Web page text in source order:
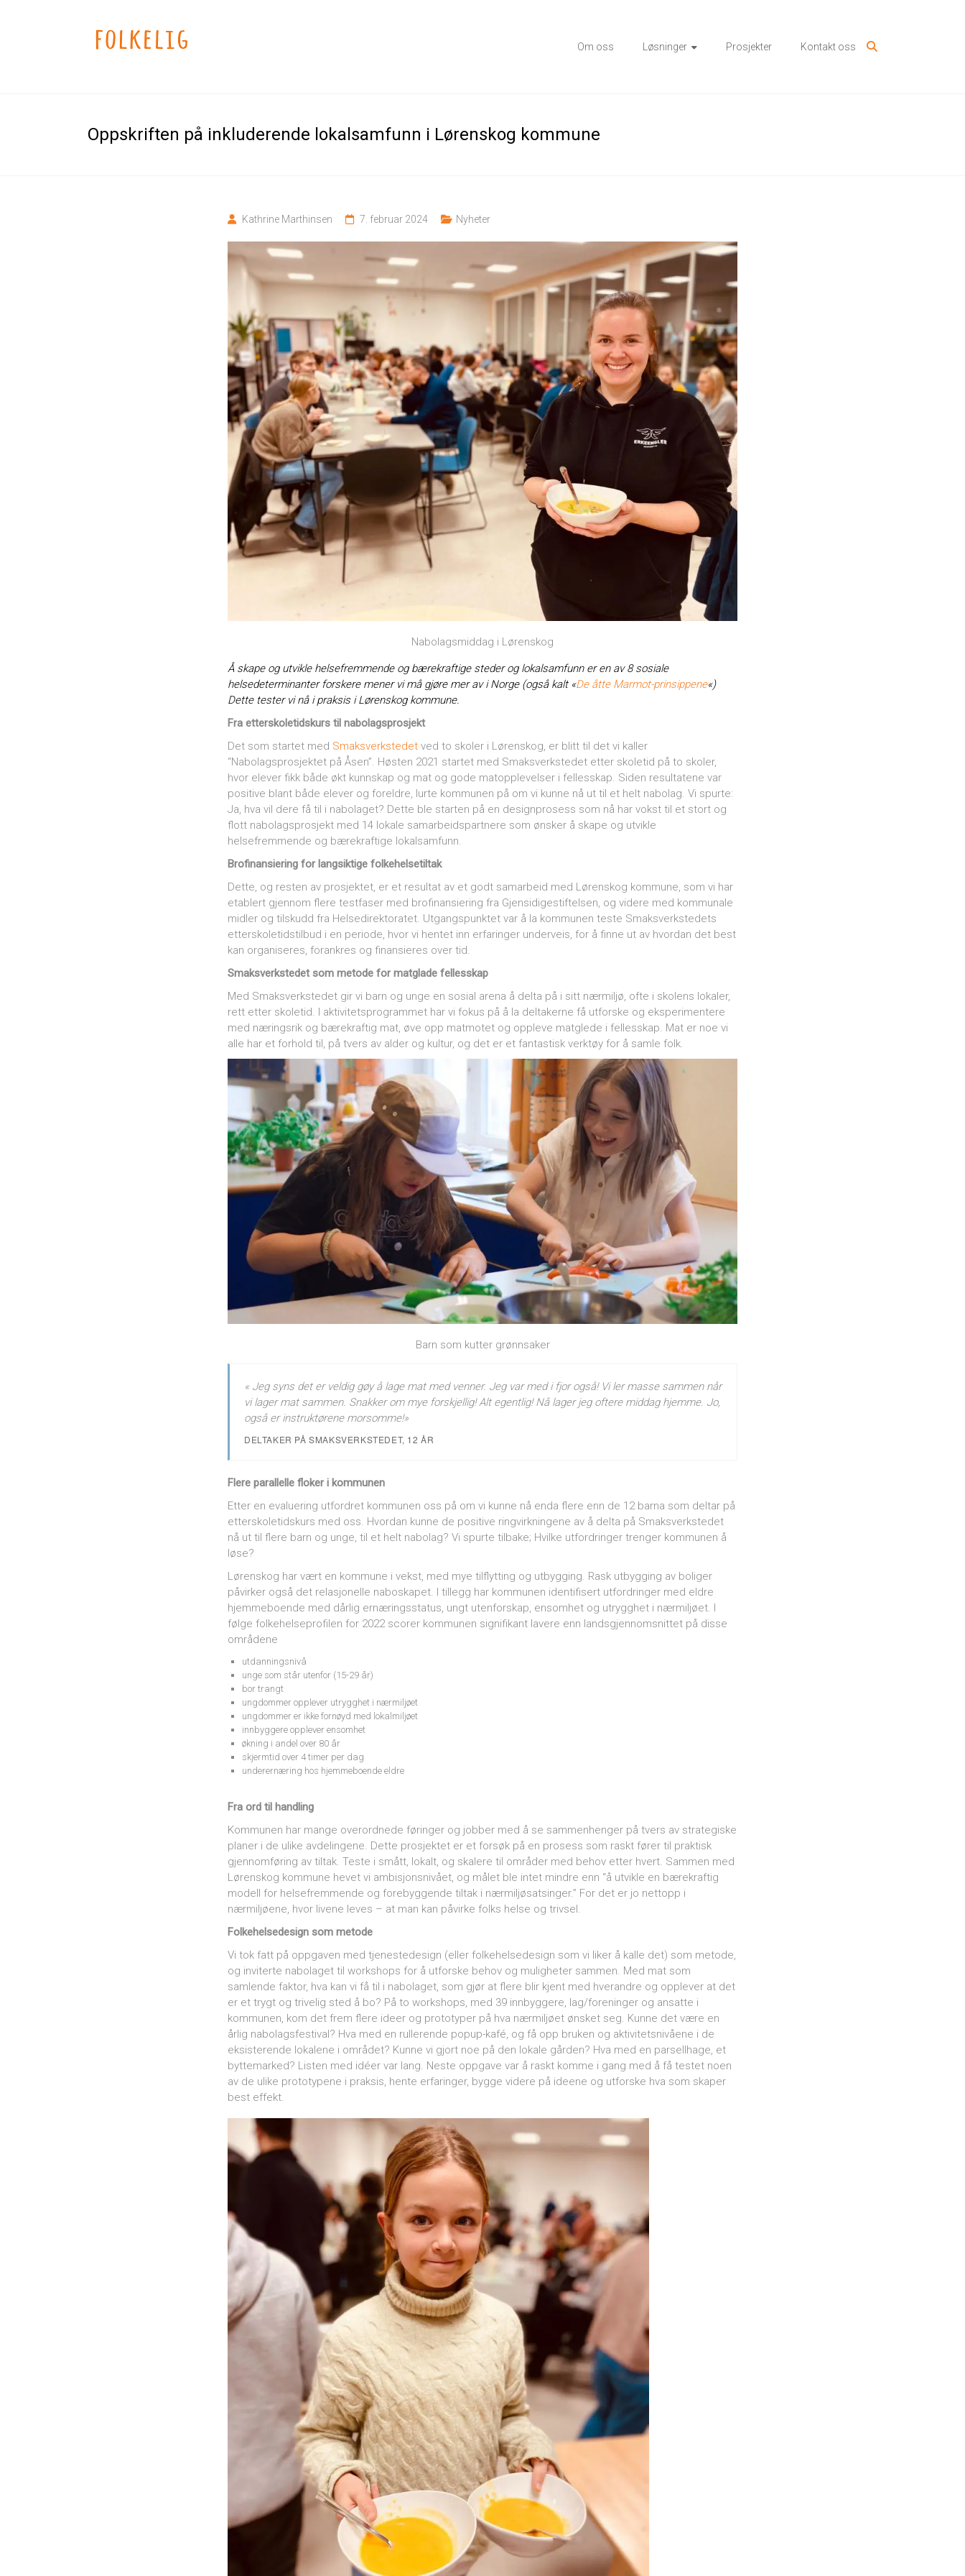
Folkelig Om oss Løsninger Prosjekter Kontakt oss
Oppskriften på inkluderende lokalsamfunn i Lørenskog kommune
Kathrine Marthinsen 7. februar 2024 Nyheter
Nabolagsmiddag i Lørenskog
Å skape og utvikle helsefremmende og bærekraftige steder og lokalsamfunn er en av 8 sosiale
helsedeterminanter forskere mener vi må gjøre mer av i Norge (også kalt «De åtte Marmot-prinsippene«)
Dette tester vi nå i praksis i Lørenskog kommune.
Fra etterskoletidskurs til nabolagsprosjekt
Det som startet med Smaksverkstedet ved to skoler i Lørenskog, er blitt til det vi kaller
“Nabolagsprosjektet på Åsen”. Høsten 2021 startet med Smaksverkstedet etter skoletid på to skoler,
hvor elever fikk både økt kunnskap og mat og gode matopplevelser i fellesskap. Siden resultatene var
positive blant både elever og foreldre, lurte kommunen på om vi kunne nå ut til et helt nabolag. Vi spurte:
Ja, hva vil dere få til i nabolaget? Dette ble starten på en designprosess som nå har vokst til et stort og
flott nabolagsprosjekt med 14 lokale samarbeidspartnere som ønsker å skape og utvikle
helsefremmende og bærekraftige lokalsamfunn.
Brofinansiering for langsiktige folkehelsetiltak
Dette, og resten av prosjektet, er et resultat av et godt samarbeid med Lørenskog kommune, som vi har
etablert gjennom flere testfaser med brofinansiering fra Gjensidigestiftelsen, og videre med kommunale
midler og tilskudd fra Helsedirektoratet. Utgangspunktet var å la kommunen teste Smaksverkstedets
etterskoletidstilbud i en periode, hvor vi hentet inn erfaringer underveis, for å finne ut av hvordan det best
kan organiseres, forankres og finansieres over tid.
Smaksverkstedet som metode for matglade fellesskap
Med Smaksverkstedet gir vi barn og unge en sosial arena å delta på i sitt nærmiljø, ofte i skolens lokaler,
rett etter skoletid. I aktivitetsprogrammet har vi fokus på å la deltakerne få utforske og eksperimentere
med næringsrik og bærekraftig mat, øve opp matmotet og oppleve matglede i fellesskap. Mat er noe vi
alle har et forhold til, på tvers av alder og kultur, og det er et fantastisk verktøy for å samle folk.
Barn som kutter grønnsaker
« Jeg syns det er veldig gøy å lage mat med venner. Jeg var med i fjor også! Vi ler masse sammen når
vi lager mat sammen. Snakker om mye forskjellig! Alt egentlig! Nå lager jeg oftere middag hjemme. Jo,
også er instruktørene morsomme!»
DELTAKER PÅ SMAKSVERKSTEDET, 12 ÅR
Flere parallelle floker i kommunen
Etter en evaluering utfordret kommunen oss på om vi kunne nå enda flere enn de 12 barna som deltar på
etterskoletidskurs med oss. Hvordan kunne de positive ringvirkningene av å delta på Smaksverkstedet
nå ut til flere barn og unge, til et helt nabolag? Vi spurte tilbake; Hvilke utfordringer trenger kommunen å
løse?
Lørenskog har vært en kommune i vekst, med mye tilflytting og utbygging. Rask utbygging av boliger
påvirker også det relasjonelle naboskapet. I tillegg har kommunen identifisert utfordringer med eldre
hjemmeboende med dårlig ernæringsstatus, ungt utenforskap, ensomhet og utrygghet i nærmiljøet. I
følge folkehelseprofilen for 2022 scorer kommunen signifikant lavere enn landsgjennomsnittet på disse
områdene
utdanningsnivå
unge som står utenfor (15-29 år)
bor trangt
ungdommer opplever utrygghet i nærmiljøet
ungdommer er ikke fornøyd med lokalmiljøet
innbyggere opplever ensomhet
økning i andel over 80 år
skjermtid over 4 timer per dag
underernæring hos hjemmeboende eldre
Fra ord til handling
Kommunen har mange overordnede føringer og jobber med å se sammenhenger på tvers av strategiske
planer i de ulike avdelingene. Dette prosjektet er et forsøk på en prosess som raskt fører til praktisk
gjennomføring av tiltak. Teste i smått, lokalt, og skalere til områder med behov etter hvert. Sammen med
Lørenskog kommune hevet vi ambisjonsnivået, og målet ble intet mindre enn “å utvikle en bærekraftig
modell for helsefremmende og forebyggende tiltak i nærmiljøsatsinger.” For det er jo nettopp i
nærmiljøene, hvor livene leves – at man kan påvirke folks helse og trivsel.
Folkehelsedesign som metode
Vi tok fatt på oppgaven med tjenestedesign (eller folkehelsedesign som vi liker å kalle det) som metode,
og inviterte nabolaget til workshops for å utforske behov og muligheter sammen. Med mat som
samlende faktor, hva kan vi få til i nabolaget, som gjør at flere blir kjent med hverandre og opplever at det
er et trygt og trivelig sted å bo? På to workshops, med 39 innbyggere, lag/foreninger og ansatte i
kommunen, kom det frem flere ideer og prototyper på hva nærmiljøet ønsket seg. Kunne det være en
årlig nabolagsfestival? Hva med en rullerende popup-kafé, og få opp bruken og aktivitetsnivåene i de
eksisterende lokalene i området? Kunne vi gjort noe på den lokale gården? Hva med en parsellhage, et
byttemarked? Listen med idéer var lang. Neste oppgave var å raskt komme i gang med å få testet noen
av de ulike prototypene i praksis, hente erfaringer, bygge videre på ideene og utforske hva som skaper
best effekt.